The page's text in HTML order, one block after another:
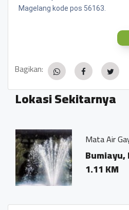
Magelang kode pos 56163.
Bagikan:
Lokasi Sekitarnya
Mata Air
1.11 KM